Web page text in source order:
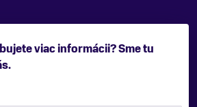
viac informácii? Sme tu